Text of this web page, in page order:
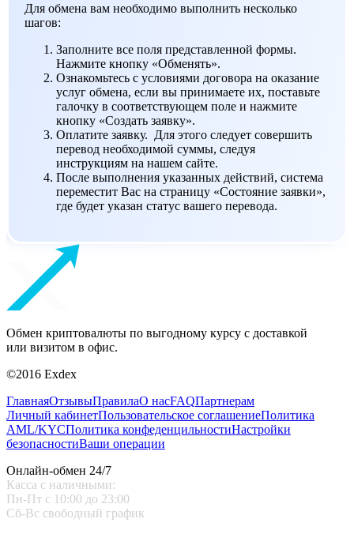
Для обмена вам необходимо выполнить несколько
шагов:
Заполните все поля представленной формы.
Нажмите кнопку «Обменять».
Ознакомьтесь с условиями договора на оказание
услуг обмена, если вы принимаете их, поставьте
галочку в соответствующем поле и нажмите
кнопку «Создать заявку».
Оплатите заявку. Для этого следует совершить
перевод необходимой суммы, следуя
инструкциям на нашем сайте.
После выполнения указанных действий, система
переместит Вас на страницу «Состояние заявки»,
где будет указан статус вашего перевода.
Обмен криптовалюты по выгодному курсу с доставкой
или визитом в офис.
©2016 Exdex
ГлавнаяОтзывыПравилаО насFAQПартнерам
Личный кабинетПользовательское соглашениеПолитика
AML/KYCПолитика конфеденцильностиНастройки
безопасностиВаши операции
Онлайн-обмен 24/7
Касса с наличными:
Пн-Пт с 10:00 до 23:00
Сб-Вс свободный график